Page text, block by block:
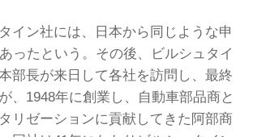
イン社には、日本から同じような申
ったという。その後、ビルシュタイ
部長が来日して各社を訪問し、最終
、1948年に創業し、自動車部品商と
リゼーションに貢献してきた阿部商